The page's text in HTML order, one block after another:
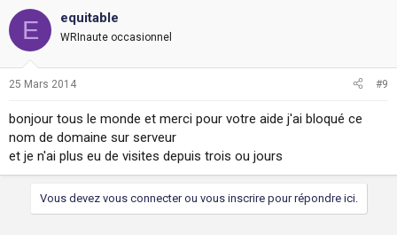
E equitable
WRInaute occasionnel
25 Mars 2014 #9
bonjour tous le monde et merci pour votre aide j'ai bloqué ce
nom de domaine sur serveur
et je n'ai plus eu de visites depuis trois ou jours
Vous devez vous connecter ou vous inscrire pour répondre ici.